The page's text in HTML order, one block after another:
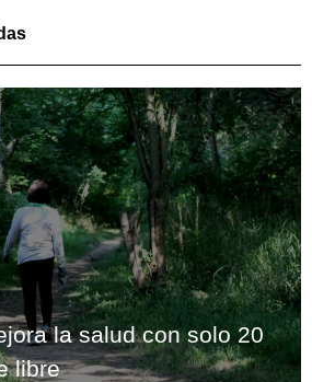
la salud con solo 20
libre